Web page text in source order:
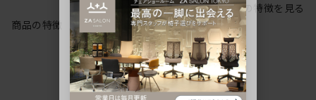
商品の特徴
シリーズの特徴を見る